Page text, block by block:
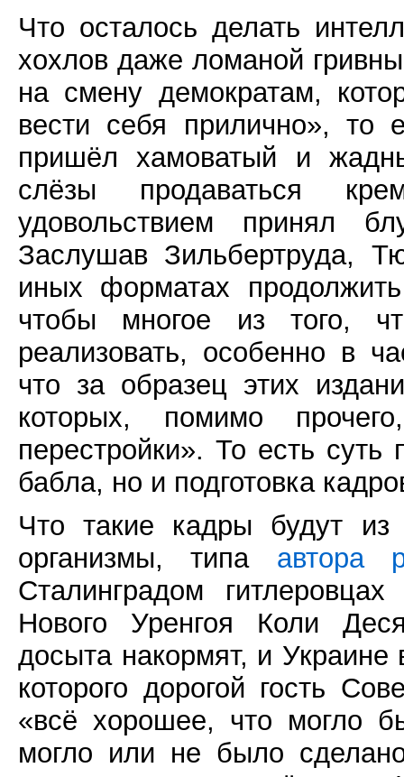
Что осталось делать
хохлов даже ломаной
на смену демократам,
вести себя прилично», то
пришёл хамоватый и
слёзы продаваться
удовольствием принял
Заслушав Зильбертруда,
иных форматах
чтобы многое из того,
реализовать, особенно в
что за образец этих
которых, помимо
перестройки». То есть суть
бабла, но и подготовка
Что такие кадры будут из
организмы, типа автора
Сталинградом
Нового Уренгоя Коли
досыта накормят, и Украине
которого дорогой гость
«всё хорошее, что могло
могло или не было